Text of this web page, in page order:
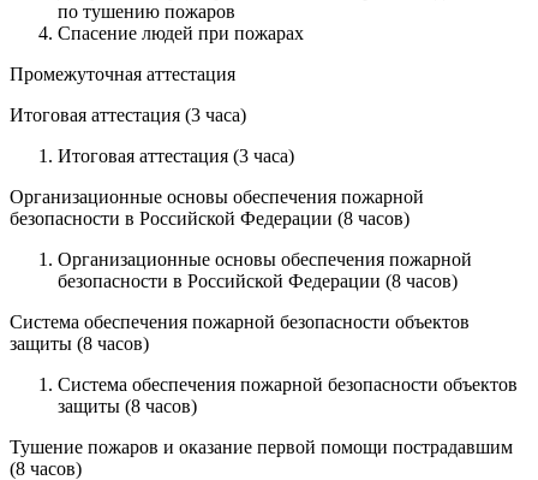
по тушению пожаров
Спасение людей при пожарах
Промежуточная аттестация
Итоговая аттестация (3 часа)
Итоговая аттестация (3 часа)
Организационные основы обеспечения пожарной
безопасности в Российской Федерации (8 часов)
Организационные основы обеспечения пожарной
безопасности в Российской Федерации (8 часов)
Система обеспечения пожарной безопасности объектов
защиты (8 часов)
Система обеспечения пожарной безопасности объектов
защиты (8 часов)
Тушение пожаров и оказание первой помощи пострадавшим
(8 часов)